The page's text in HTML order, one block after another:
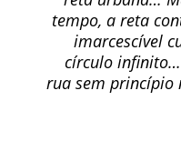
tempo, a reta
imarcescível
círculo infinito…
rua sem princípio